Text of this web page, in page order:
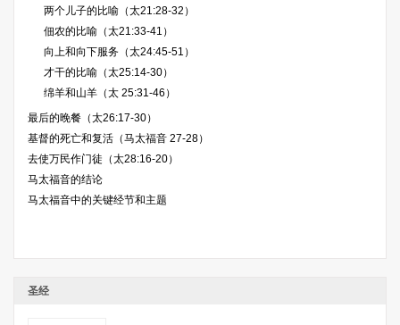
两个儿子的比喻（太21:28-32）
佃农的比喻（太21:33-41）
向上和向下服务（太24:45-51）
才干的比喻（太25:14-30）
绵羊和山羊（太 25:31-46）
最后的晚餐（太26:17-30）
基督的死亡和复活（马太福音 27-28）
去使万民作门徒（太28:16-20）
马太福音的结论
马太福音中的关键经节和主题
圣经